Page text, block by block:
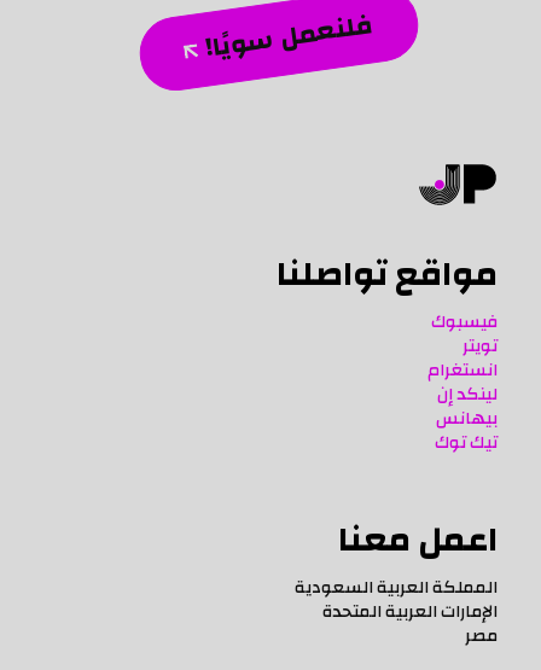
فلنعمل سويًا!
مواقع تواصلنا
فيسبوك
تويتر
انستغرام
لينكد إن
بيهانس
تيك توك
اعمل معنا
المملكة العربية السعودية
الإمارات العربية المتحدة
مصر